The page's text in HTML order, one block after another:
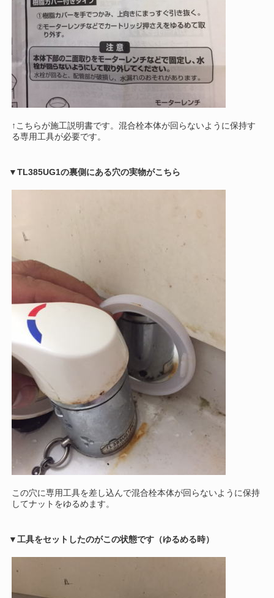
↑こちらが施工説明書です。混合栓本体が回らないように保持す
る専用工具が必要です。
▼TL385UG1の裏側にある穴の実物がこちら
この穴に専用工具を差し込んで混合栓本体が回らないように保持
してナットをゆるめます。
▼工具をセットしたのがこの状態です（ゆるめる時）